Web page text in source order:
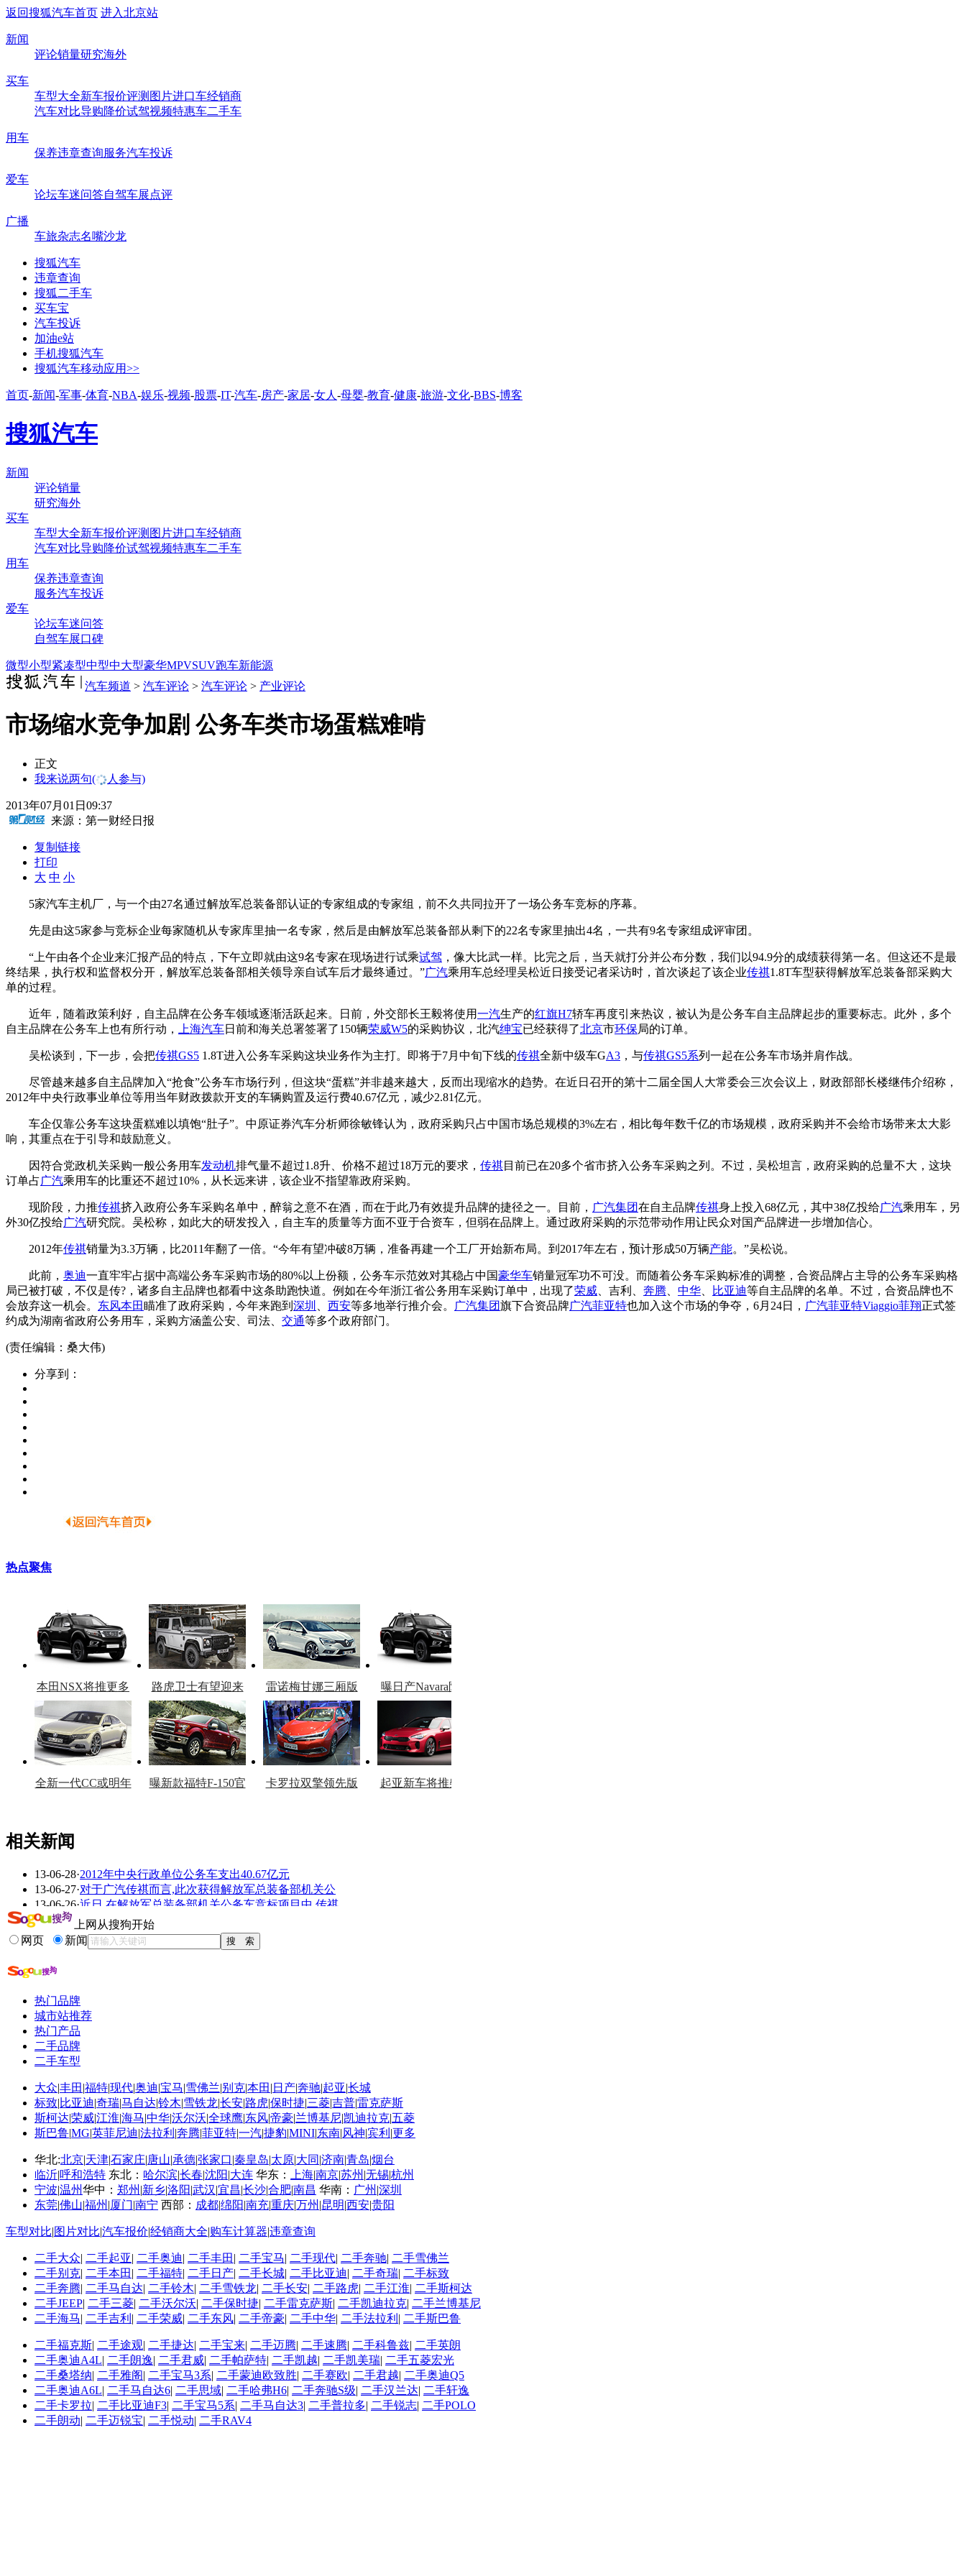
返回搜狐汽车首页 进入北京站
新闻
评论销量研究海外
买车
车型大全新车报价评测 图片进口车经销商
汽车对比导购降价试驾视频特惠车二手车
用车
保养违章查询服务汽车投诉
爱车
论坛车迷问答自驾车展点评
广播
车旅杂志名嘴沙龙
搜狐汽车
违章查询
搜狐二手车
买车宝
汽车投诉
加油e站
手机搜狐汽车
搜狐汽车移动应用>>
首页-新闻-军事-体育-NBA-娱乐-视频-股票-IT-汽车-房产-家居-女人 -母婴-教育-健康-旅游-文化-BBS-博客
搜狐汽车
新闻
评论销量
研究海外
买车
车型大全新车报价评测 图片进口车经销商
汽车对比导购降价试驾视频特惠车二手车
用车
保养违章查询
服务汽车投诉
爱车
论坛车迷问答
自驾车展口碑
微型小型紧凑型中型中大型豪华MPVSUV跑车新能源
汽车频道 > 汽车评论 > 汽车评论 > 产业评论
市场缩水竞争加剧 公务车类市场蛋糕难啃
正文
我来说两句( 人参与)
2013年07月01日09:37
来源：第一财经日报
复制链接
打印
大 中 小
5家汽车主机厂，与一个由27名通过解放军总装备部认证的专家组成的专家组，前不久共同拉开了一场公务车竞标的序幕。
先是由这5家参与竞标企业每家随机从专家库里抽一名专家，然后是由解放军总装备部从剩下的22名专家里抽出4名，一共有9名专家组成评审团。
“上午由各个企业来汇报产品的特点，下午立即就由这9名专家在现场进行试乘试驾 ，像大比武一样。比完之后，当天就打分并公布分数，我们以94.9分的成绩获得第一名。但这还不是最
终结果，执行权和监督权分开，解放军总装备部相关领导亲自试车后才最终通过。”广汽乘用车总经理吴松近日接受记者采访时，首次谈起了该企业传祺1.8T车型获得解放军总装备部采购大
单的过程。
近年，随着政策利好，自主品牌在公务车领域逐渐活跃起来。日前，外交部长王毅将使用一汽生产的红旗H7轿车再度引来热议，被认为是公务车自主品牌起步的重要标志。此外，多个
自主品牌在公务车上也有所行动，
上海汽车日前和海关总署签署了150辆荣威W5的采购协议，北汽绅宝已经获得了北京市环保局的订单。
吴松谈到，下一步，会把传祺GS5 1.8T进入公务车采购这块业务作为主打。即将于7月中旬下线的传祺全新中级车GA3 ，与传祺GS5系列一起在公务车市场并肩作战。
尽管越来越多自主品牌加入“抢食”公务车市场行列，但这块“蛋糕”并非越来越大，反而出现缩水的趋势。在近日召开的第十二届全国人大常委会三次会议上，财政部部长楼继伟介绍称，
2012年中央行政事业单位等用当年财政拨款开支的车辆购置及运行费40.67亿元，减少2.81亿元。
车企仅靠公务车这块蛋糕难以填饱“肚子”。中原证券汽车分析师徐敏锋认为，政府采购只占中国市场总规模的3%左右，相比每年数千亿的市场规模，政府采购并不会给市场带来太大影
响，其重点在于引导和鼓励意义。
因符合党政机关采购一般公务用车发动机排气量不超过1.8升、价格不超过18万元的要求， 传祺目前已在20多个省市挤入公务车采购之列。不过，吴松坦言，政府采购的总量不大，这块
订单占广汽乘用车的比重还不超过10%，从长远来讲，该企业不指望靠政府采购。
现阶段，力推传祺挤入政府公务车采购名单中，醉翁之意不在酒，而在于此乃有效提升品牌的捷径之一。目前， 广汽集团在自主品牌传祺身上投入68亿元，其中38亿投给广汽乘用车，另
外30亿投给广汽研究院。吴松称，如此大的研发投入，自主车的质量等方面不亚于合资车，但弱在品牌上。通过政府采购的示范带动作用让民众对国产品牌进一步增加信心。
2012年传祺销量为3.3万辆，比2011年翻了一倍。“今年有望冲破8万辆，准备再建一个工厂开始新布局。到2017年左右，预计形成50万辆产能。”吴松说。
此前， 奥迪一直牢牢占据中高端公务车采购市场的80%以上份额，公务车示范效对其稳占中国豪华车销量冠军功不可没。而随着公务车采购标准的调整，合资品牌占主导的公务车采购格
局已被打破，不仅是传?，诸多自主品牌也都看中这条助跑快道。例如在今年浙江省公务用车采购订单中，出现了荣威 、吉利、 奔腾 中华 比亚迪等自主品牌的名单。不过，合资品牌也不
会放弃这一机会。 东风本田瞄准了政府采购，今年来跑到 深圳 西安等多地举行推介会。 广汽集团旗下合资品牌广汽菲亚特也加入这个市场的争夺，6月24日， 广汽菲亚特Viaggio菲翔正式签
约成为湖南省政府公务用车，采购方涵盖公安、司法、 交通等多个政府部门。
(责任编辑：桑大伟)
分享到：
热点聚焦
本田NSX将推更多
车型
路虎卫士有望迎来
复产
雷诺梅甘娜三厢版
官图
曝日产Navara限量
全新一代CC或明年
曝新款福特F-150官
卡罗拉双擎领先版
起亚新车将推柴油
看赛车宝贝争奇斗
艳
车模美腿爆乳无惧
走光
相关新闻
13-06-28·2012年中央行政单位公务车支出40.67亿元
13-06-27·对于广汽传祺而言,此次获得解放军总装备部机关公
13-06-26·近日,在解放军总装备部机关公务车竞标项目中,传祺
13-06-21 ·传祺公务车预计未来3年每年订单超1000辆
13-06-21·公务车市场国产Style! 广汽上汽订单不断
13-06-19· 外长换红旗海关总署购荣威 沃尔沃或将成公务车
更多关于公务车 吴松
相关推荐
2012公务车有名单
益达口香糖 市场竞争
市场竞争战略
中国公务车采购目录
市场竞争分析
上网从搜狗开始
网页
新闻
热门品牌
城市站推荐
热门产品
二手品牌
二手车型
大众|丰田 |福特|现代|奥迪|宝马|雪佛兰|别克|本田 | 日产|奔驰|起亚|长城
标致|比亚迪|奇瑞|马自达|铃木|雪铁龙|长安|路虎|保时捷|三菱|吉普|雷克萨斯
斯柯达|荣威|江淮|海马|中华|沃尔沃|全球鹰|东风|帝豪|兰博基尼|凯迪拉克|五菱
斯巴鲁|MG|英菲尼迪|法拉利 |奔腾|菲亚特|一汽|捷豹|MINI|东南|风神|宾利 |更多
华北:北京|天津|石家庄|唐山|承德|张家口|秦皇岛|太原|大同 |济南|青岛|烟台
临沂|呼和浩特 东北： 哈尔滨|长春|沈阳|大连 华东： 上海|南京|苏州 |无锡|杭州
宁波|温州华中： 郑州 |新乡|洛阳|武汉|宜昌|长沙|合肥|南昌 华南： 广州 |深圳
东莞|佛山|福州 |厦门|南宁 西部： 成都|绵阳|南充|重庆|万州 |昆明|西安|贵阳
车型对比|图片对比|汽车报价|经销商大全|购车计算器|违章查询
二手大众| 二手起亚| 二手奥迪| 二手丰田 | 二手宝马| 二手现代| 二手奔驰| 二手雪佛兰
二手别克| 二手本田 | 二手福特| 二手日产| 二手长城| 二手比亚迪| 二手奇瑞| 二手标致
二手奔腾| 二手马自达| 二手铃木| 二手雪铁龙| 二手长安| 二手路虎| 二手江淮| 二手斯柯达
二手JEEP| 二手三菱| 二手沃尔沃| 二手保时捷| 二手雷克萨斯| 二手凯迪拉克| 二手兰博基尼
二手海马| 二手吉利 | 二手荣威| 二手东风| 二手帝豪| 二手中华| 二手法拉利 | 二手斯巴鲁
二手福克斯| 二手途观| 二手捷达| 二手宝来| 二手迈腾| 二手速腾| 二手科鲁兹| 二手英朗
二手奥迪A4L| 二手朗逸| 二手君威| 二手帕萨特| 二手凯越| 二手凯美瑞| 二手五菱宏光
二手桑塔纳| 二手雅阁| 二手宝马3系| 二手蒙迪欧致胜| 二手赛欧| 二手君越| 二手奥迪Q5
二手奥迪A6L| 二手马自达6| 二手思域| 二手哈弗H6| 二手奔驰S级| 二手汉兰达| 二手轩逸
二手卡罗拉| 二手比亚迪F3| 二手宝马5系| 二手马自达3| 二手普拉多| 二手锐志| 二手POLO
二手朗动| 二手迈锐宝| 二手悦动| 二手RAV4